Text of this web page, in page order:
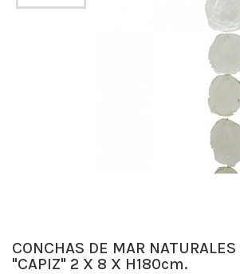
CONCHAS DE MAR
"CAPIZ" 2 X 8 X H180cm.